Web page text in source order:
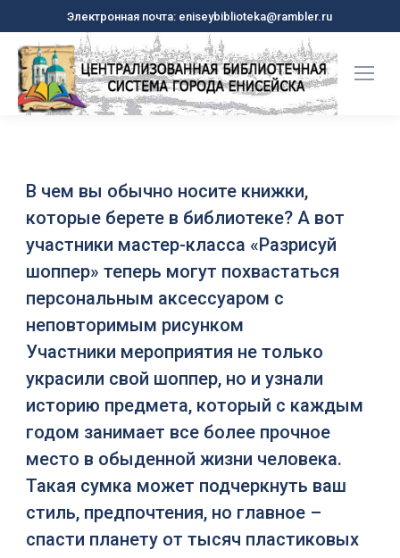
Электронная почта: eniseybiblioteka@rambler.ru
В чем вы обычно носите книжки,
которые берете в библиотеке? А вот
участники мастер-класса «Разрисуй
шоппер» теперь могут похвастаться
персональным аксессуаром с
неповторимым рисунком
Участники мероприятия не только
украсили свой шоппер, но и узнали
историю предмета, который с каждым
годом занимает все более прочное
место в обыденной жизни человека.
Такая сумка может подчеркнуть ваш
стиль, предпочтения, но главное –
спасти планету от тысяч пластиковых